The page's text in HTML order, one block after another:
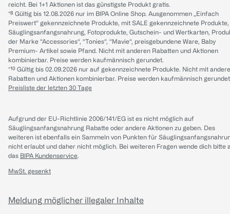
reicht. Bei 1+1 Aktionen ist das günstigste Produkt gratis.
*⁸ Gültig bis 12.08.2026 nur im BIPA Online Shop. Ausgenommen „Einfach
Preiswert“ gekennzeichnete Produkte, mit SALE gekennzeichnete Produkte,
Säuglingsanfangsnahrung, Fotoprodukte, Gutschein- und Wertkarten,
der Marke “Accessories“, “Tonies“, “Mavie“, preisgebundene Ware, Baby
Premium- Artikel sowie Pfand. Nicht mit anderen Rabatten und Aktionen
kombinierbar. Preise werden kaufmännisch gerundet.
*¹⁰ Gültig bis 02.09.2026 nur auf gekennzeichnete Produkte. Nicht mit
Rabatten und Aktionen kombinierbar. Preise werden kaufmännisch
Preisliste der letzten 30 Tage
Aufgrund der EU-Richtlinie 2006/141/EG ist es nicht möglich auf
Säuglingsanfangsnahrung Rabatte oder andere Aktionen zu geben. Des
weiteren ist ebenfalls ein Sammeln von Punkten für
nicht erlaubt und daher nicht möglich. Bei weiteren Fragen wende dich bitte
das BIPA Kundenservice.
MwSt. gesenkt
Meldung möglicher illegaler Inhalte